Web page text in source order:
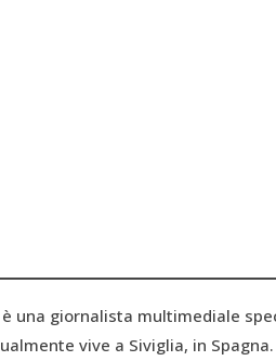
è una giornalista multimediale
vive a Siviglia, in